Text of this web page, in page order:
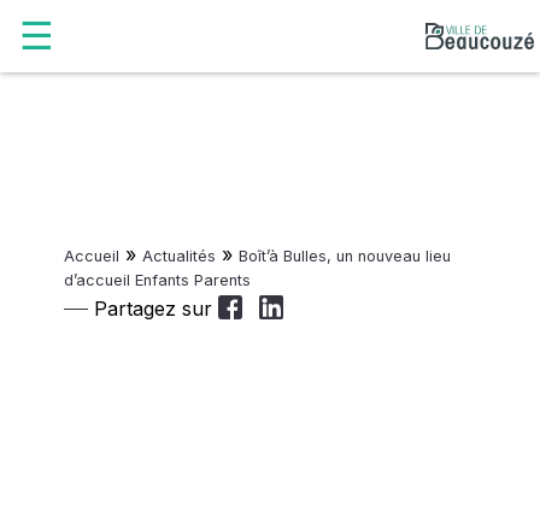
Accueil » Actualités » Boît’à Bulles, un nouveau lieu
d’accueil Enfants Parents
Partagez sur